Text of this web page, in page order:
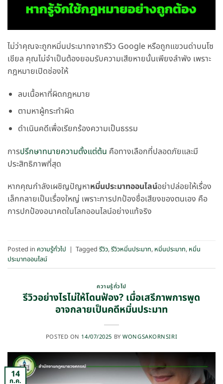
ไม่ว่าคุณจะถูกหมิ่นประมาทจากรีวิว Google หรือถูกแขวนด่าบนโซ
เชียล คุณไม่จำเป็นต้องยอมรับความเสียหายนั้นเพียงลำพัง เพราะ
กฎหมายเปิดช่องให้
ลบเนื้อหาที่ผิดกฎหมาย
ตามหาผู้กระทำผิด
ดำเนินคดีเพื่อเรียกร้องความเป็นธรรม
การปรึกษาทนายความตั้งแต่ต้น คือทางเลือกที่ปลอดภัยและมี
ประสิทธิภาพที่สุด
หากคุณกำลังเผชิญปัญหาหมิ่นประมาทออนไลน์อย่าปล่อยให้เรื่อง
เล็กกลายเป็นเรื่องใหญ่ เพราะการปกป้องชื่อเสียงของตนเอง คือ
การปกป้องอนาคตในโลกออนไลน์อย่างแท้จริง
Posted in ความรู้ทั่วไป | Tagged รีวิว,รีวิวหมิ่นประมาท, หมิ่นประมาท, หมิ่น
ประมาทออนไลน์
ความรู้ทั่วไป
รีวิวอย่างไรไม่ให้โดนฟ้อง? เมื่อเสรีภาพการพูด
อาจกลายเป็นคดีหมิ่นประมาท
POSTED ON 14/07/2025 BYWONGSAKORNSIRI
14
ก.ค.